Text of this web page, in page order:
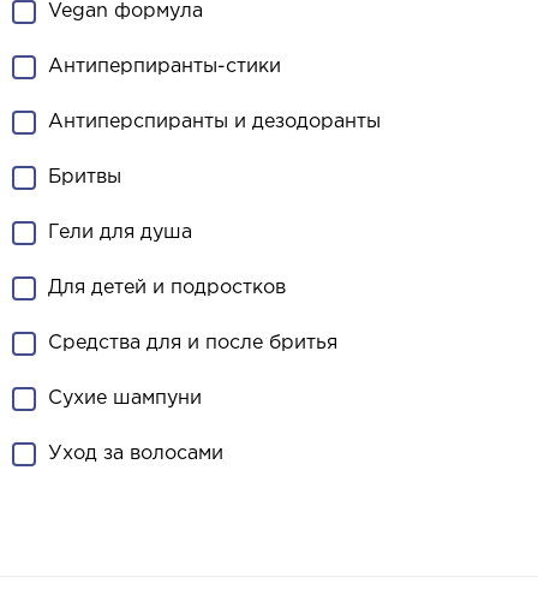
Vegan формула
Антиперпиранты-стики
Антиперспиранты и дезодоранты
Бритвы
Гели для душа
Для детей и подростков
Средства для и после бритья
Сухие шампуни
Уход за волосами